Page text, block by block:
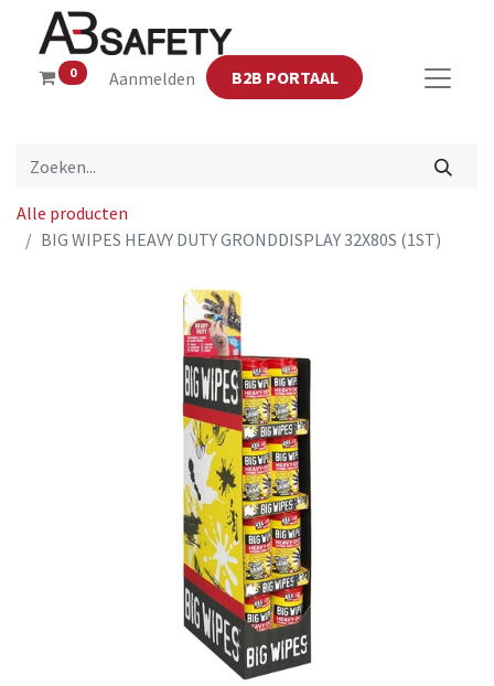
0 Aanmelden B2B PORTAAL
Alle producten
BIG WIPES HEAVY DUTY GRONDDISPLAY 32X80S (1ST)